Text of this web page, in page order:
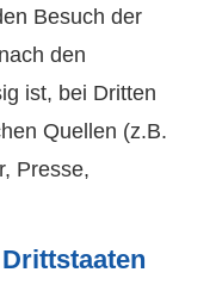
Besuch der
den
ist, bei Dritten
Quellen (z.B.
Presse,